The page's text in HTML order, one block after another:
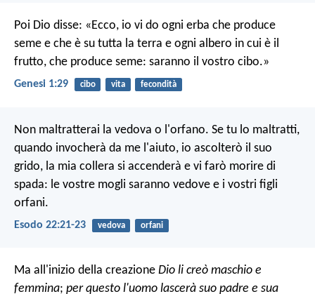
Poi Dio disse: «Ecco, io vi do ogni erba che produce
seme e che è su tutta la terra e ogni albero in cui è il
frutto, che produce seme: saranno il vostro cibo.»
Genesi 1:29 cibo vita fecondità
Non maltratterai la vedova o l'orfano. Se tu lo maltratti,
quando invocherà da me l'aiuto, io ascolterò il suo
grido, la mia collera si accenderà e vi farò morire di
spada: le vostre mogli saranno vedove e i vostri figli
orfani.
Esodo 22:21-23 vedova orfani
Ma all'inizio della creazione Dio li creò maschio e
femmina; per questo l'uomo lascerà suo padre e sua